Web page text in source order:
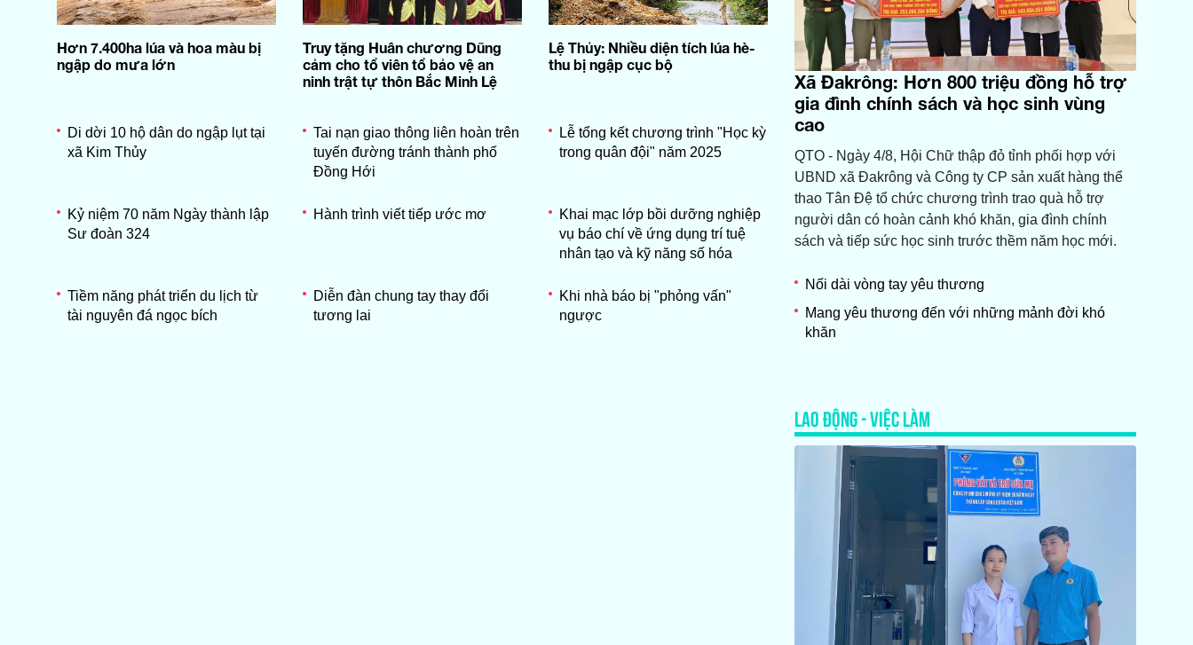
Hơn 7.400ha lúa và hoa màu bị
ngập do mưa lớn
Truy tặng Huân chương Dũng
cảm cho tổ viên tổ bảo vệ an
ninh trật tự thôn Bắc Minh Lệ
Lệ Thủy: Nhiều diện tích lúa hè-
thu bị ngập cục bộ
Di dời 10 hộ dân do ngập lụt tại
xã Kim Thủy
Tai nạn giao thông liên hoàn trên
tuyến đường tránh thành phố
Đồng Hới
Lễ tổng kết chương trình "Học kỳ
trong quân đội" năm 2025
Kỷ niệm 70 năm Ngày thành lập
Sư đoàn 324
Hành trình viết tiếp ước mơ
Khai mạc lớp bồi dưỡng nghiệp
vụ báo chí về ứng dụng trí tuệ
nhân tạo và kỹ năng số hóa
Tiềm năng phát triển du lịch từ
tài nguyên đá ngọc bích
Diễn đàn chung tay thay đổi
tương lai
Khi nhà báo bị "phỏng vấn"
ngược
Xã Đakrông: Hơn 800 triệu đồng hỗ trợ
gia đình chính sách và học sinh vùng
cao
QTO - Ngày 4/8, Hội Chữ thập đỏ tỉnh phối hợp với
UBND xã Đakrông và Công ty CP sản xuất hàng thể
thao Tân Đệ tổ chức chương trình trao quà hỗ trợ
người dân có hoàn cảnh khó khăn, gia đình chính
sách và tiếp sức học sinh trước thềm năm học mới.
Nối dài vòng tay yêu thương
Mang yêu thương đến với những mảnh đời khó
khăn
LAO ĐỘNG - VIỆC LÀM